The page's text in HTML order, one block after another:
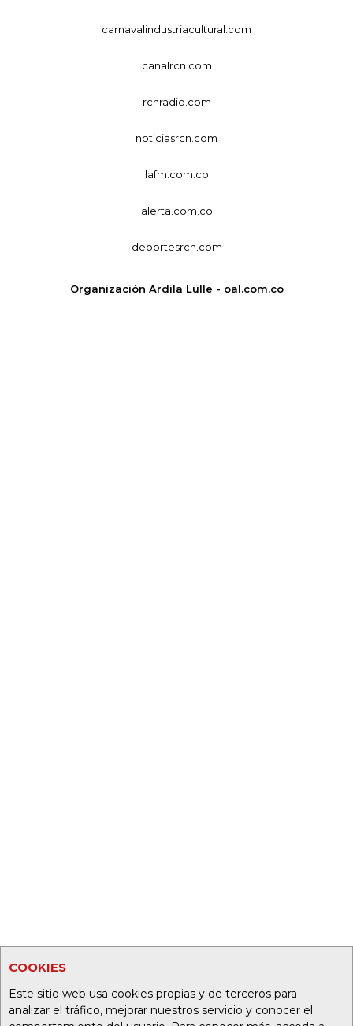
COOKIES
Este sitio web usa cookies propias y de terceros para
analizar el tráfico, mejorar nuestros servicio y conocer el
carnavalindustriacultural.com
canalrcn.com
rcnradio.com
noticiasrcn.com
lafm.com.co
alerta.com.co
deportesrcn.com
Organización Ardila Lülle - oal.com.co